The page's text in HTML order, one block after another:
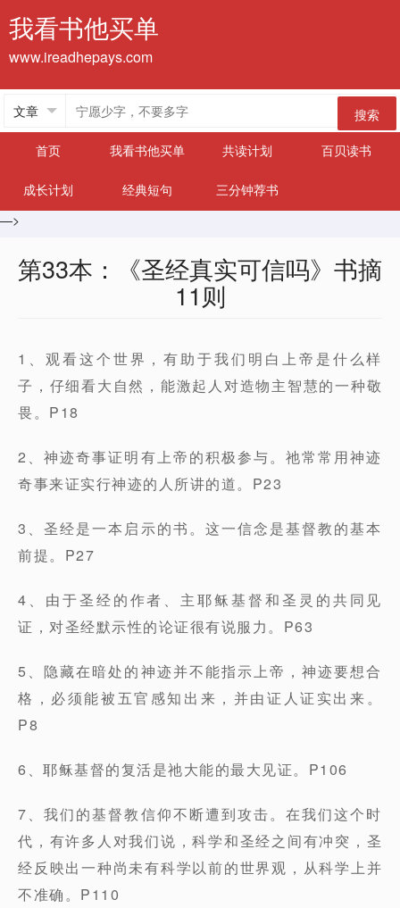
我看书他买单
www.ireadhepays.com
搜索
首页
我看书他买单 共读计划 百贝读书
成长计划 经典短句
三分钟荐书
—>
第33本：《圣经真实可信吗》书摘
11则
1、观看这个世界，有助于我们明白上帝是什么样
子，仔细看大自然，能激起人对造物主智慧的一种敬
畏。P18
2、神迹奇事证明有上帝的积极参与。祂常常用神迹
奇事来证实行神迹的人所讲的道。P23
3、圣经是一本启示的书。这一信念是基督教的基本
前提。P27
4、由于圣经的作者、主耶稣基督和圣灵的共同见
证，对圣经默示性的论证很有说服力。P63
5、隐藏在暗处的神迹并不能指示上帝，神迹要想合
格，必须能被五官感知出来，并由证人证实出来。
P8
6、耶稣基督的复活是祂大能的最大见证。P106
7、我们的基督教信仰不断遭到攻击。在我们这个时
代，有许多人对我们说，科学和圣经之间有冲突，圣
经反映出一种尚未有科学以前的世界观，从科学上并
不准确。P110